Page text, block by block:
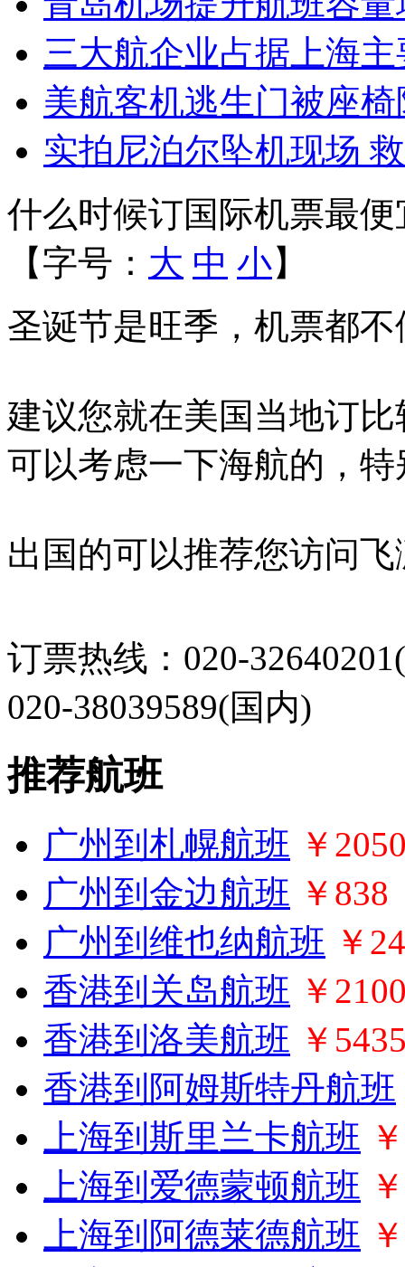
三大航企业占据上海
美航客机逃生门被座
实拍尼泊尔坠机现场
什么时候订国际机票最便
【字号： 大 中 小】
圣诞节是旺季，机票都
建议您就在美国当地订
可以考虑一下海航的，
出国的可以推荐您访问
订票热线：020-
020-38039589(国内)
推荐航班
广州到札幌航班 ￥
广州到金边航班 ￥838
广州到维也纳航班 ￥
香港到关岛航班 ￥
香港到洛美航班 ￥
香港到阿姆斯特丹航班
上海到斯里兰卡航班
上海到爱德蒙顿航班
上海到阿德莱德航班